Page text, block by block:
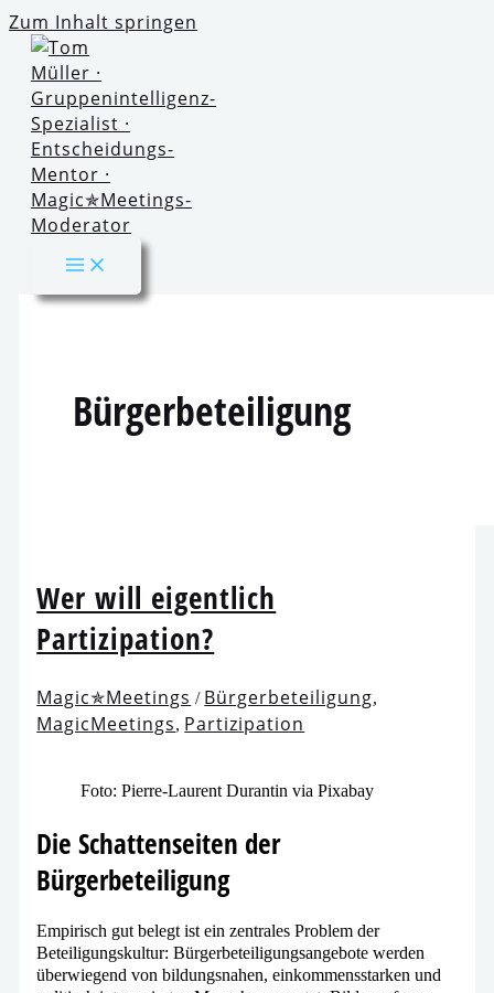
Zum Inhalt springen
Bürgerbeteiligung
Wer will eigent­lich
Partizipation?
Magic✯Meetings / Bürgerbeteiligung,
MagicMeetings, Partizipation
Foto: Pierre-Laurent Durantin via Pixabay
Die Schattenseiten der
Bürgerbeteiligung
Empirisch gut belegt ist ein zen­tra­les Problem der
Beteiligungskultur: Bürgerbeteiligungsangebote wer­den
über­wie­gend von bil­dungs­na­hen, ein­kom­mens­star­ken und